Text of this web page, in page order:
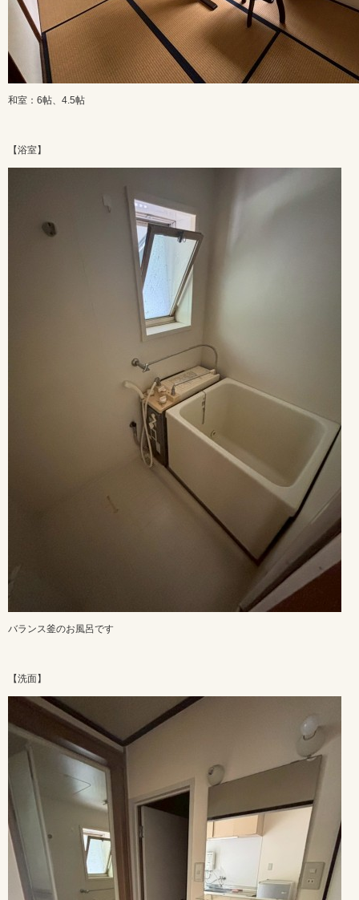
和室：6帖、4.5帖
【浴室】
バランス釜のお風呂です
【洗面】